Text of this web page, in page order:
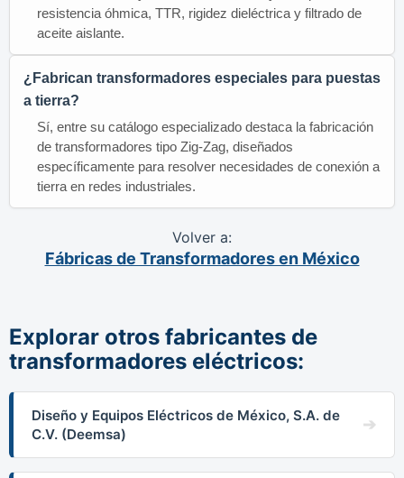
resistencia óhmica, TTR, rigidez dieléctrica y filtrado de
aceite aislante.
¿Fabrican transformadores especiales para puestas
a tierra?
Sí, entre su catálogo especializado destaca la fabricación
de transformadores tipo Zig-Zag, diseñados
específicamente para resolver necesidades de conexión a
tierra en redes industriales.
Volver a:
Fábricas de Transformadores en México
Explorar otros fabricantes de
transformadores eléctricos:
Diseño y Equipos Eléctricos de México, S.A. de
C.V. (Deemsa)